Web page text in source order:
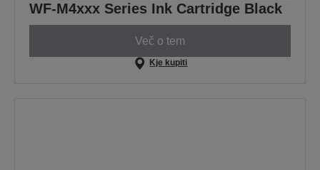
WF-M4xxx Series Ink Cartridge Black
Več o tem
Kje kupiti